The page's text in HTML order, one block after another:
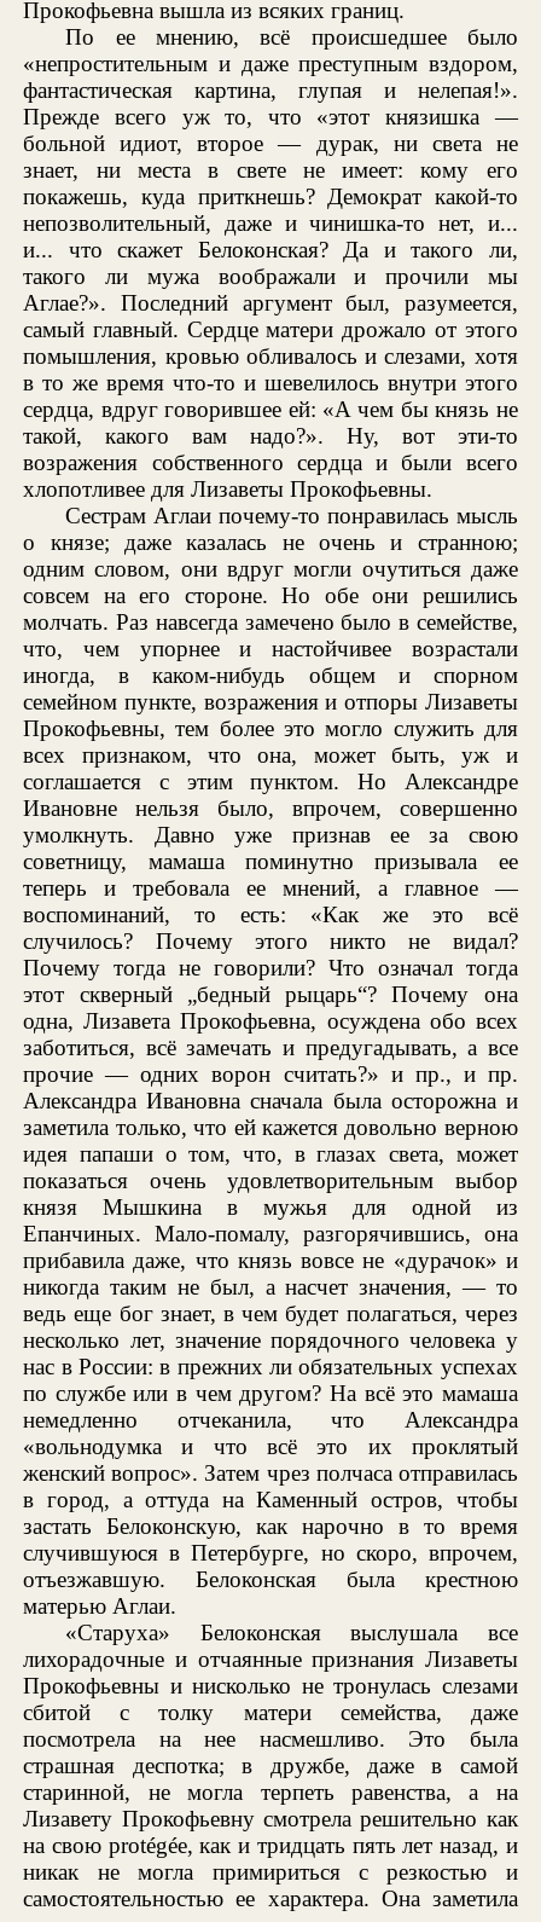
Прокофьевна вышла из всяких границ.
По ее мнению, всё происшедшее было
«непростительным и даже преступным вздором,
фантастическая картина, глупая и нелепая!».
Прежде всего уж то, что «этот князишка —
больной идиот, второе — дурак, ни света не
знает, ни места в свете не имеет: кому его
покажешь, куда приткнешь? Демократ какой-то
непозволительный, даже и чинишка-то нет, и...
и... что скажет Белоконская? Да и такого ли,
такого ли мужа воображали и прочили мы
Аглае?». Последний аргумент был, разумеется,
самый главный. Сердце матери дрожало от этого
помышления, кровью обливалось и слезами, хотя
в то же время что-то и шевелилось внутри этого
сердца, вдруг говорившее ей: «А чем бы князь не
такой, какого вам надо?». Ну, вот эти-то
возражения собственного сердца и были всего
хлопотливее для Лизаветы Прокофьевны.
Сестрам Аглаи почему-то понравилась мысль
о князе; даже казалась не очень и странною;
одним словом, они вдруг могли очутиться даже
совсем на его стороне. Но обе они решились
молчать. Раз навсегда замечено было в семействе,
что, чем упорнее и настойчивее возрастали
иногда, в каком-нибудь общем и спорном
семейном пункте, возражения и отпоры Лизаветы
Прокофьевны, тем более это могло служить для
всех признаком, что она, может быть, уж и
соглашается с этим пунктом. Но Александре
Ивановне нельзя было, впрочем, совершенно
умолкнуть. Давно уже признав ее за свою
советницу, мамаша поминутно призывала ее
теперь и требовала ее мнений, а главное —
воспоминаний, то есть: «Как же это всё
случилось? Почему этого никто не видал?
Почему тогда не говорили? Что означал тогда
этот скверный „бедный рыцарь“? Почему она
одна, Лизавета Прокофьевна, осуждена обо всех
заботиться, всё замечать и предугадывать, а все
прочие — одних ворон считать?» и пр., и пр.
Александра Ивановна сначала была осторожна и
заметила только, что ей кажется довольно верною
идея папаши о том, что, в глазах света, может
показаться очень удовлетворительным выбор
князя Мышкина в мужья для одной из
Епанчиных. Мало-помалу, разгорячившись, она
прибавила даже, что князь вовсе не «дурачок» и
никогда таким не был, а насчет значения, — то
ведь еще бог знает, в чем будет полагаться, через
несколько лет, значение порядочного человека у
нас в России: в прежних ли обязательных успехах
по службе или в чем другом? На всё это мамаша
немедленно отчеканила, что Александра
«вольнодумка и что всё это их проклятый
женский вопрос». Затем чрез полчаса отправилась
в город, а оттуда на Каменный остров, чтобы
застать Белоконскую, как нарочно в то время
случившуюся в Петербурге, но скоро, впрочем,
отъезжавшую. Белоконская была крестною
матерью Аглаи.
«Старуха» Белоконская выслушала все
лихорадочные и отчаянные признания Лизаветы
Прокофьевны и нисколько не тронулась слезами
сбитой с толку матери семейства, даже
посмотрела на нее насмешливо. Это была
страшная деспотка; в дружбе, даже в самой
старинной, не могла терпеть равенства, а на
Лизавету Прокофьевну смотрела решительно как
на свою protégée, как и тридцать пять лет назад, и
никак не могла примириться с резкостью и
самостоятельностью ее характера. Она заметила